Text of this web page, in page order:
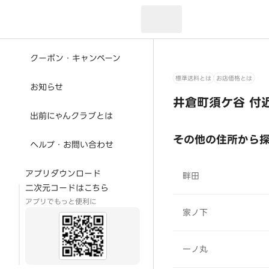
クーポン・キャンペーン
お知らせ
出前にゃんクラブとは
ヘルプ・お問い合わせ
アプリダウンロード
二次元コードはこちら
アプリでもっと便利に
標準送料とは お店価格とは
井倉町須ケ谷 付
その他の住所から
畔田
家ノ下
一ノ丸